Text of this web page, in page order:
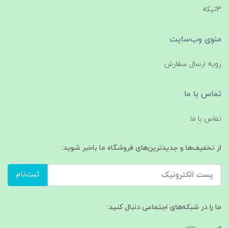
3تیکه
منوی وب‌سایت
رویه ارسال سفارش
تماس با ما
تماس با ما
از تخفیف‌ها و جدیدترین‌های فروشگاه ما باخبر شوید:
ثبت‌نام
ما را در شبکه‌های اجتماعی دنبال کنید: